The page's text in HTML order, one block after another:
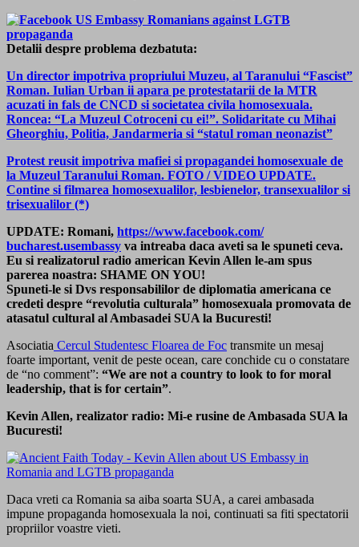
Detalii despre problema dezbatuta:
Un director impotriva propriului Muzeu, al Taranului “Fascist”
Roman. Iulian Urban ii apara pe protestatarii de la MTR
acuzati in fals de CNCD si societatea civila homosexuala.
Roncea: “La Muzeul Cotroceni cu ei!”. Solidaritate cu Mihai
Gheorghiu, Politia, Jandarmeria si “statul roman neonazist”
Protest reusit impotriva mafiei si propagandei homosexuale de
la Muzeul Taranului Roman. FOTO / VIDEO UPDATE.
Contine si filmarea homosexualilor, lesbienelor, transexualilor si
trisexualilor (*)
UPDATE: Romani, https://www.facebook.com/
bucharest.usembassy va intreaba daca aveti sa le spuneti ceva.
Eu si realizatorul radio american Kevin Allen le-am spus
parerea noastra: SHAME ON YOU!
Spuneti-le si Dvs responsabililor de diplomatia americana ce
credeti despre “revolutia culturala” homosexuala promovata de
atasatul cultural al Ambasadei SUA la Bucuresti!
Asociatia Cercul Studentesc Floarea de Foc transmite un mesaj
foarte important, venit de peste ocean, care conchide cu o constatare
de “no comment”: “We are not a country to look to for moral
leadership, that is for certain”.
Kevin Allen, realizator radio: Mi-e rusine de Ambasada SUA la
Bucuresti!
Daca vreti ca Romania sa aiba soarta SUA, a carei ambasada
impune propaganda homosexuala la noi, continuati sa fiti spectatorii
propriilor voastre vieti.